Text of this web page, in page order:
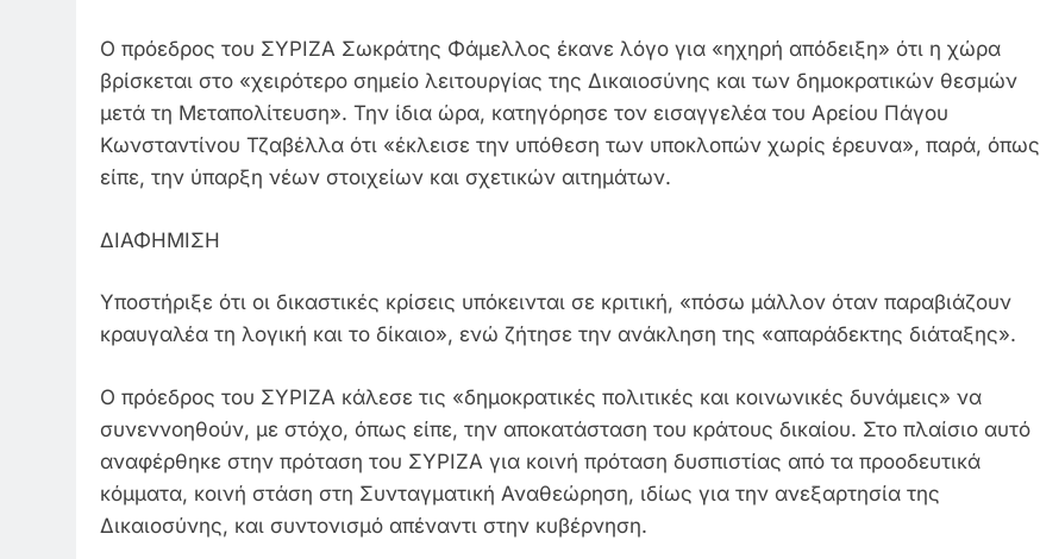
Ο πρόεδρος του ΣΥΡΙΖΑ Σωκράτης Φάμελλος έκανε λόγο για «ηχηρή απόδειξη» ότι η χώρα
βρίσκεται στο «χειρότερο σημείο λειτουργίας της Δικαιοσύνης και των δημοκρατικών θεσμών
μετά τη Μεταπολίτευση». Την ίδια ώρα, κατηγόρησε τον εισαγγελέα του Αρείου Πάγου
Κωνσταντίνου Τζαβέλλα ότι «έκλεισε την υπόθεση των υποκλοπών χωρίς έρευνα», παρά, όπως
είπε, την ύπαρξη νέων στοιχείων και σχετικών αιτημάτων.
ΔΙΑΦΗΜΙΣΗ
Υποστήριξε ότι οι δικαστικές κρίσεις υπόκεινται σε κριτική, «πόσω μάλλον όταν παραβιάζουν
κραυγαλέα τη λογική και το δίκαιο», ενώ ζήτησε την ανάκληση της «απαράδεκτης διάταξης».
Ο πρόεδρος του ΣΥΡΙΖΑ κάλεσε τις «δημοκρατικές πολιτικές και κοινωνικές δυνάμεις» να
συνεννοηθούν, με στόχο, όπως είπε, την αποκατάσταση του κράτους δικαίου. Στο πλαίσιο αυτό
αναφέρθηκε στην πρόταση του ΣΥΡΙΖΑ για κοινή πρόταση δυσπιστίας από τα προοδευτικά
κόμματα, κοινή στάση στη Συνταγματική Αναθεώρηση, ιδίως για την ανεξαρτησία της
Δικαιοσύνης, και συντονισμό απέναντι στην κυβέρνηση.